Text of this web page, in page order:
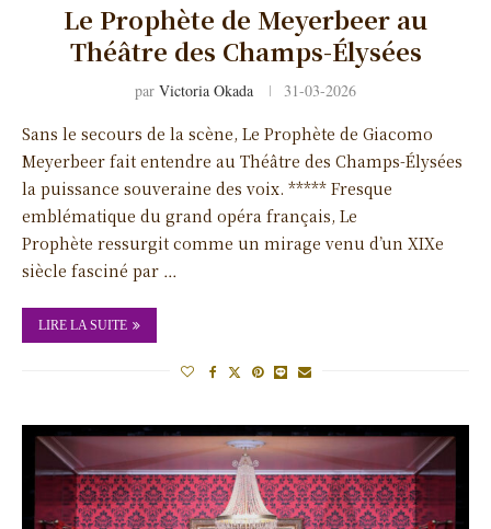
Le Prophète de Meyerbeer au
Théâtre des Champs-Élysées
par Victoria Okada 31-03-2026
Sans le secours de la scène, Le Prophète de Giacomo
Meyerbeer fait entendre au Théâtre des Champs-Élysées
la puissance souveraine des voix. ***** Fresque
emblématique du grand opéra français, Le
Prophète ressurgit comme un mirage venu d’un XIXe
siècle fasciné par …
LIRE LA SUITE